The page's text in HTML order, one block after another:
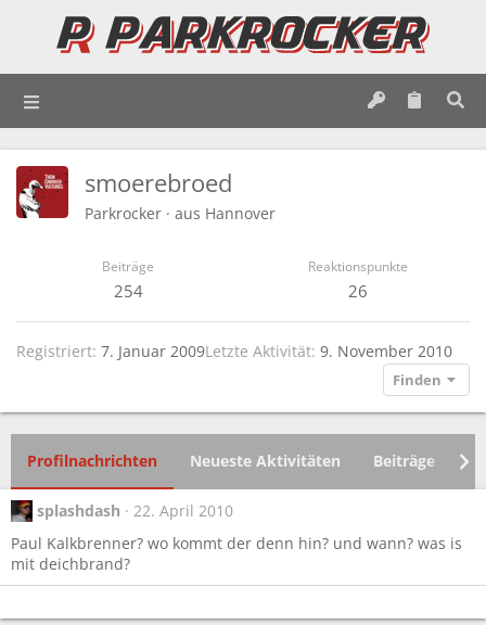
smoerebroed
Parkrocker · aus Hannover
Beiträge
254
Reaktionspunkte
26
Registriert 7. Januar 2009Letzte Aktivität 9. November 2010
Finden
Profilnachrichten Neueste Aktivitäten Beiträge
splashdash
22. April 2010
Paul Kalkbrenner? wo kommt der denn hin? und wann? was is
mit deichbrand?